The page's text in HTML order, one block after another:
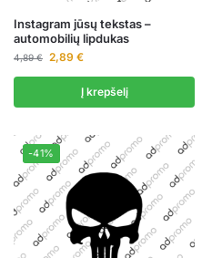
Instagram jūsų tekstas –
automobilių lipdukas
4,89€ 2,89 €
Į krepšelį
-41%